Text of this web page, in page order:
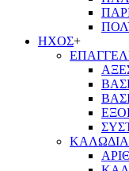
ΗΧΟΣ+
ΚΑΛΩΔΙΑ